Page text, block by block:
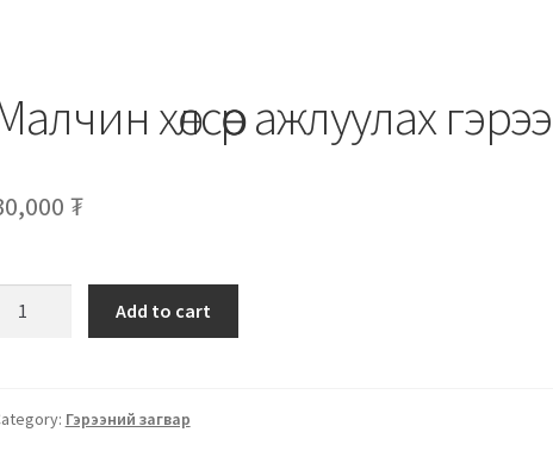
хөлсөөр ажлуулах гэрээ
₮
Add to cart
Гэрээний загвар